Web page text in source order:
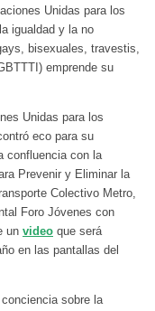
Unidas para los
igualdad y la no
bisexuales, travestis,
emprende su
Unidas para los
eco para su
confluencia con la
Prevenir y Eliminar la
Colectivo Metro,
Foro Jóvenes con
un video que será
en las pantallas del
sobre la